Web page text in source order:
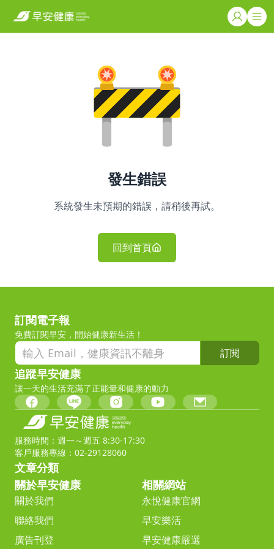
發生錯誤
系統發生未預期的錯誤，請稍後再試。
回到首頁
訂閱電子報
免費訂閱早安，開始健康新生活！
訂閱
追蹤早安健康
讓一天的生活充滿了正能量和健康的動力
服務時間：週一～週五 8:30-17:30
客戶服務專線：02-29128060
文章分類
關於早安健康
關於我們
聯絡我們
廣告刊登
相關網站
永悅健康官網
早安樂活
早安健康嚴選